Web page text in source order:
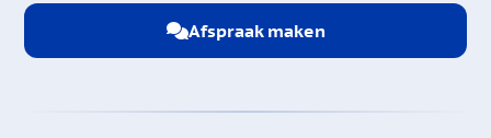
Afspraak maken